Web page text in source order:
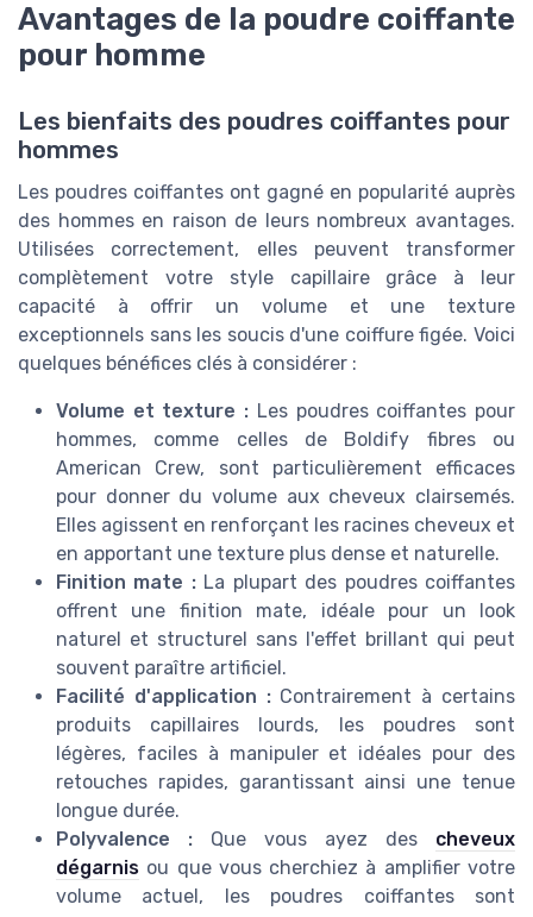
Avantages de la poudre coiffante
pour homme
Les bienfaits des poudres coiffantes pour
hommes
Les poudres coiffantes ont gagné en popularité auprès
des hommes en raison de leurs nombreux avantages.
Utilisées correctement, elles peuvent transformer
complètement votre style capillaire grâce à leur
capacité à offrir un volume et une texture
exceptionnels sans les soucis d'une coiffure figée. Voici
quelques bénéfices clés à considérer :
Volume et texture : Les poudres coiffantes pour
hommes, comme celles de Boldify fibres ou
American Crew, sont particulièrement efficaces
pour donner du volume aux cheveux clairsemés.
Elles agissent en renforçant les racines cheveux et
en apportant une texture plus dense et naturelle.
Finition mate :La plupart des poudres coiffantes
offrent une finition mate, idéale pour un look
naturel et structurel sans l'effet brillant qui peut
souvent paraître artificiel.
Facilité d'application :Contrairement à certains
produits capillaires lourds, les poudres sont
légères, faciles à manipuler et idéales pour des
retouches rapides, garantissant ainsi une tenue
longue durée.
Polyvalence : Que vous ayez des cheveux
dégarnis ou que vous cherchiez à amplifier votre
volume actuel, les poudres coiffantes sont